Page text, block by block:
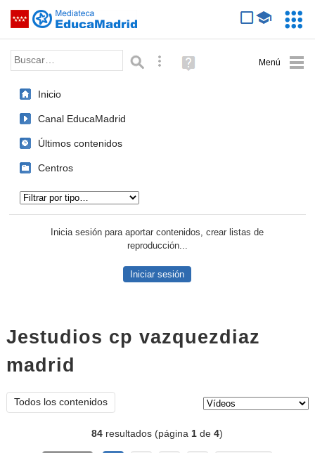
Saltar navegación
Palabra o frase: Búsqueda avanzada
Ayuda
(en
Inicio
Canal EducaMadrid
Últimos contenidos
Centros
Inicia sesión para aportar contenidos, crear listas de
reproducción...
Iniciar sesión
Jestudios cp vazquezdiaz
madrid
Todos los contenidos
84 resultados (página1 de4)